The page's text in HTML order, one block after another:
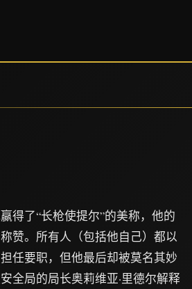
得了“长枪使提尔”的美称，他的
赞。所有人（包括他自己）都以
任要职，但他最后却被莫名其妙
全局的局长奥莉维亚·里德尔解释